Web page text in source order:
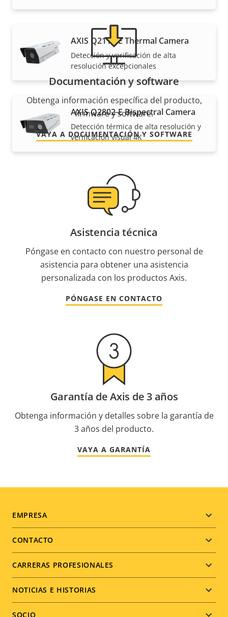
AXIS Q2112-E Thermal Camera
Detección y verificación de alta
resolución excepcionales
AXIS Q2802-E Bispectral Camera
Detección térmica de alta resolución y
verificación visual 4K
Documentación y software
Obtenga información específica del producto,
firmware y software.
VAYA A DOCUMENTACIÓN Y SOFTWARE
Asistencia técnica
Póngase en contacto con nuestro personal de
asistencia para obtener una asistencia
personalizada con los productos Axis.
PÓNGASE EN CONTACTO
Garantía de Axis de 3 años
Obtenga información y detalles sobre la garantía de
3 años del producto.
VAYA A GARANTÍA
Footer
menu
EMPRESA
CONTACTO
CARRERAS PROFESIONALES
NOTICIAS E HISTORIAS
SOCIO